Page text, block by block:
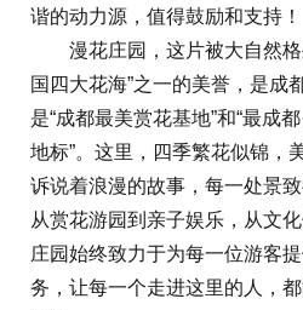
谐的动力源，值得鼓励和支持！
漫花庄园，这片被大自然格
国四大花海”之一的美誉，是成
是“成都最美赏花基地”和“最成
地标”。这里，四季繁花似锦，
诉说着浪漫的故事，每一处景
从赏花游园到亲子娱乐，从文
庄园始终致力于为每一位游客
务，让每一个走进这里的人，